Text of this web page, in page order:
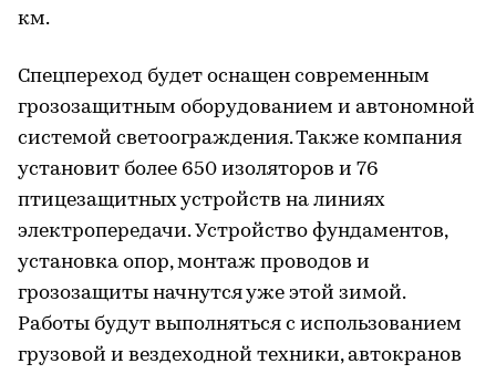
км.
Спецпереход будет оснащен современным
грозозащитным оборудованием и автономной
системой светоограждения. Также компания
установит более 650 изоляторов и 76
птицезащитных устройств на линиях
электропередачи. Устройство фундаментов,
установка опор, монтаж проводов и
грозозащиты начнутся уже этой зимой.
Работы будут выполняться с использованием
грузовой и вездеходной техники, автокранов